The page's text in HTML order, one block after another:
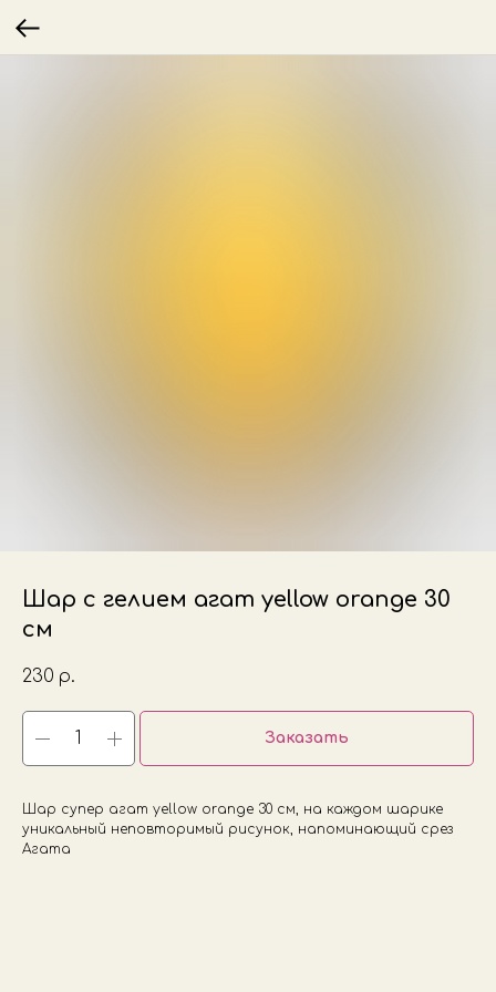
Шар с гелием агат yellow orange 30
см
230 р.
Заказать
Шар супер агат yellow orange 30 см, на каждом шарике
уникальный неповторимый рисунок, напоминающий срез
Агата